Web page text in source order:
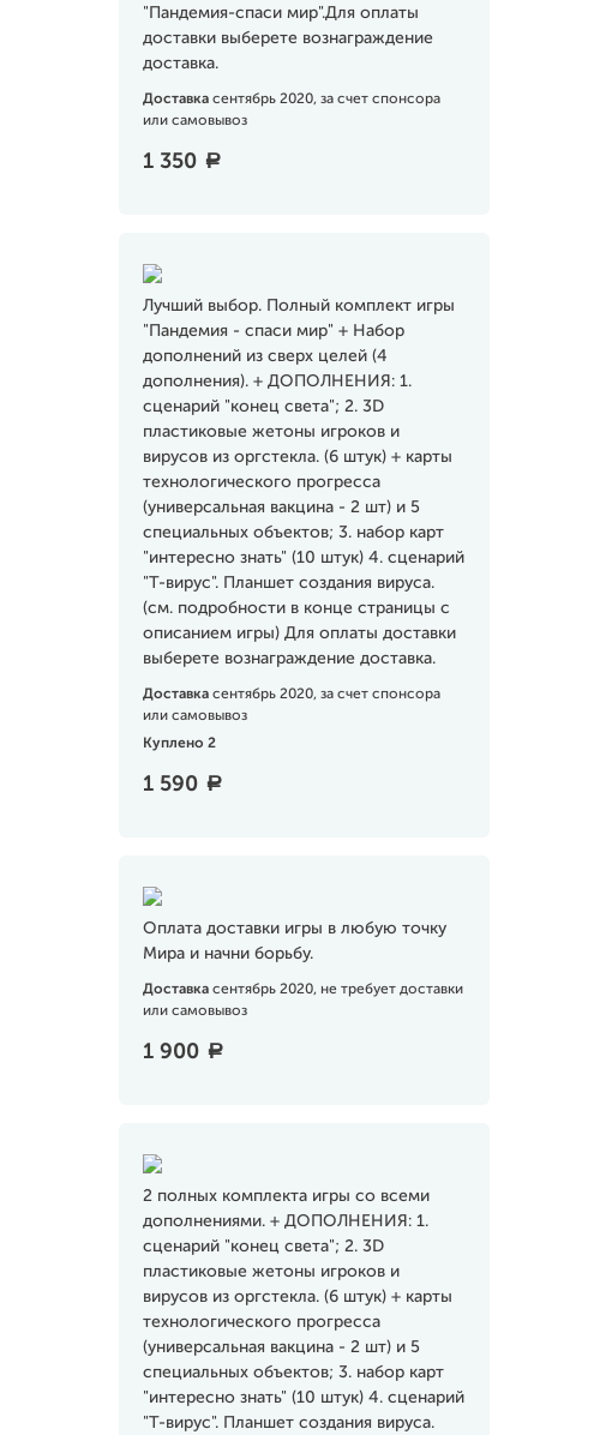
"Пандемия-спаси мир".Для оплаты
доставки выберете вознаграждение
доставка.
Доставка сентябрь 2020, за счет спонсора
или самовывоз
1 350 a
Лучший выбор. Полный комплект игры
"Пандемия - спаси мир" + Набор
дополнений из сверх целей (4
дополнения). + ДОПОЛНЕНИЯ: 1.
сценарий "конец света"; 2. 3D
пластиковые жетоны игроков и
вирусов из оргстекла. (6 штук) + карты
технологического прогресса
(универсальная вакцина - 2 шт) и 5
специальных объектов; 3. набор карт
"интересно знать" (10 штук) 4. сценарий
"Т-вирус". Планшет создания вируса.
(см. подробности в конце страницы с
описанием игры) Для оплаты доставки
выберете вознаграждение доставка.
Доставка сентябрь 2020, за счет спонсора
или самовывоз
Куплено 2
1 590 a
Оплата доставки игры в любую точку
Мира и начни борьбу.
Доставка сентябрь 2020, не требует доставки
или самовывоз
1 900 a
2 полных комплекта игры со всеми
дополнениями. + ДОПОЛНЕНИЯ: 1.
сценарий "конец света"; 2. 3D
пластиковые жетоны игроков и
вирусов из оргстекла. (6 штук) + карты
технологического прогресса
(универсальная вакцина - 2 шт) и 5
специальных объектов; 3. набор карт
"интересно знать" (10 штук) 4. сценарий
"Т-вирус". Планшет создания вируса.